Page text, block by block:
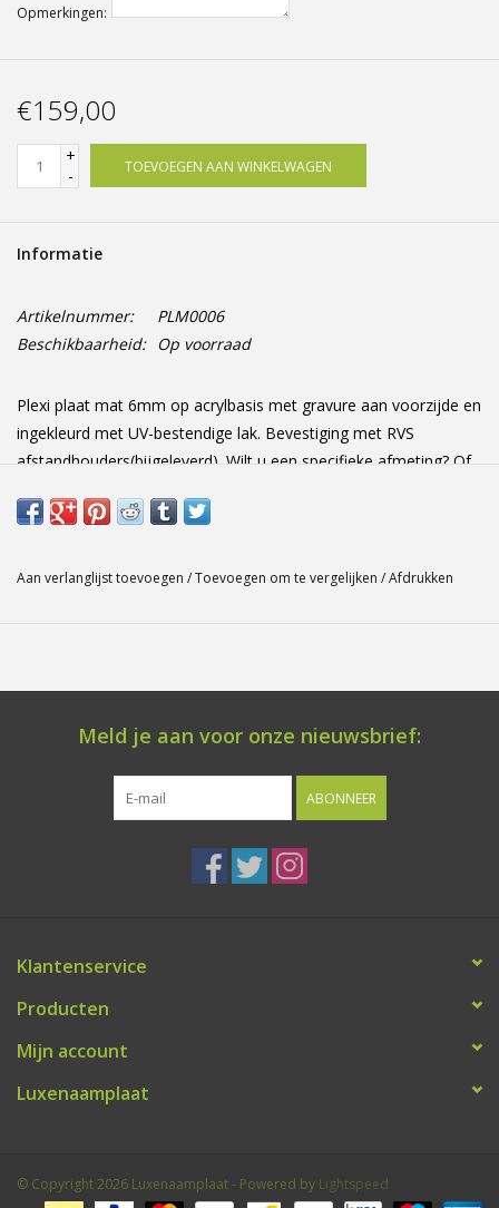
Opmerkingen:
€159,00
+
-
TOEVOEGEN AAN WINKELWAGEN
Informatie
Artikelnummer:
PLM0006
Beschikbaarheid: Op voorraad
Plexi plaat mat 6mm op acrylbasis met gravure aan voorzijde en
ingekleurd met UV-bestendige lak. Bevestiging met RVS
afstandhouders(bijgeleverd). Wilt u een specifieke afmeting? Of
25 cm x 2 cm
Aan verlanglijst toevoegen /Toevoegen om te vergelijken /Afdrukken
Meld je aan voor onze nieuwsbrief:
ABONNEER
Klantenservice
Producten
Mijn account
Luxenaamplaat
© Copyright 2026 Luxenaamplaat - Powered by Lightspeed